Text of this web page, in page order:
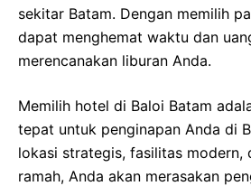
sekitar Batam. Dengan memilih
dapat menghemat waktu dan
merencanakan liburan Anda.
Memilih hotel di Baloi Batam
tepat untuk penginapan Anda di
lokasi strategis, fasilitas modern,
ramah, Anda akan merasakan